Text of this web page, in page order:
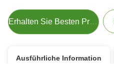
Erhalten Sie Besten Preis
Ausführliche Information